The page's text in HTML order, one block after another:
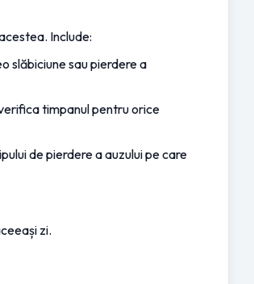
Include:
slăbiciune sau pierdere a
timpanul pentru orice
de pierdere a auzului pe care
zi.